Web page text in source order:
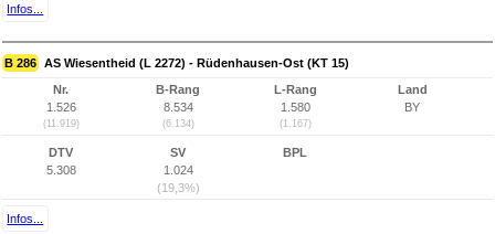
Infos...
B 286 AS Wiesentheid (L 2272) - Rüdenhausen-Ost (KT 15)
Nr.
1.526
(11.919)
B-Rang
8.534
(6.134)
L-Rang
1.580
(1.167)
Land
BY
DTV
5.308
SV
1.024
(19,3%)
BPL
Infos...